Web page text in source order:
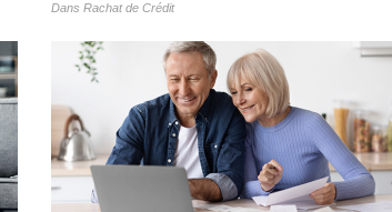
Dans Rachat de Crédit